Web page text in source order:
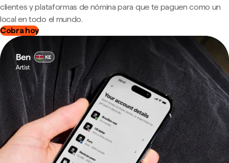
clientes y plataformas de nómina para que te paguen como un
local en todo el mundo.
Cobra hoy